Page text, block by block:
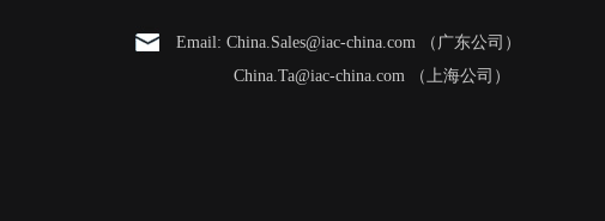
Email: China.Sales@iac-china.com （广东公司）
China.Ta@iac-china.com （上海公司）